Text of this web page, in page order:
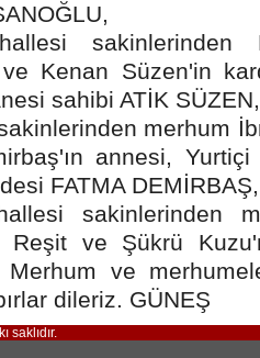
sakinlerinden
Kenan Süzen'in
sahibi ATİK SÜZEN,
merhum
annesi,
FATMA DEMİRBAŞ,
sakinlerinden
Reşit ve Şükrü
ve
dileriz. GÜNEŞ
saklıdır.